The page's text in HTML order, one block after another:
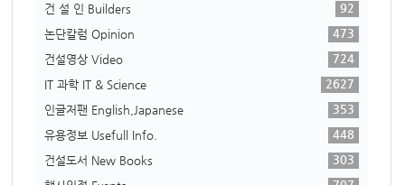
건 설 인 Builders
92
논단칼럼 Opinion
473
건설영상 Video
724
IT 과학 IT & Science
2627
인글저팬 English,Japanese
353
유용정보 Usefull Info.
448
건설도서 New Books
303